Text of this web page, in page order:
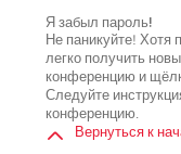
Я забыл пароль!
Не паникуйте! Хотя
легко получить
конференцию и
Следуйте
конференцию.
Вернуться к